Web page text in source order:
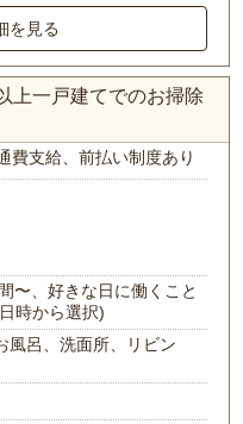
を見る
上一戸建てでのお掃除
費支給、前払い制度あり
〜、好きな日に働くこと
時から選択)
風呂、洗面所、リビン